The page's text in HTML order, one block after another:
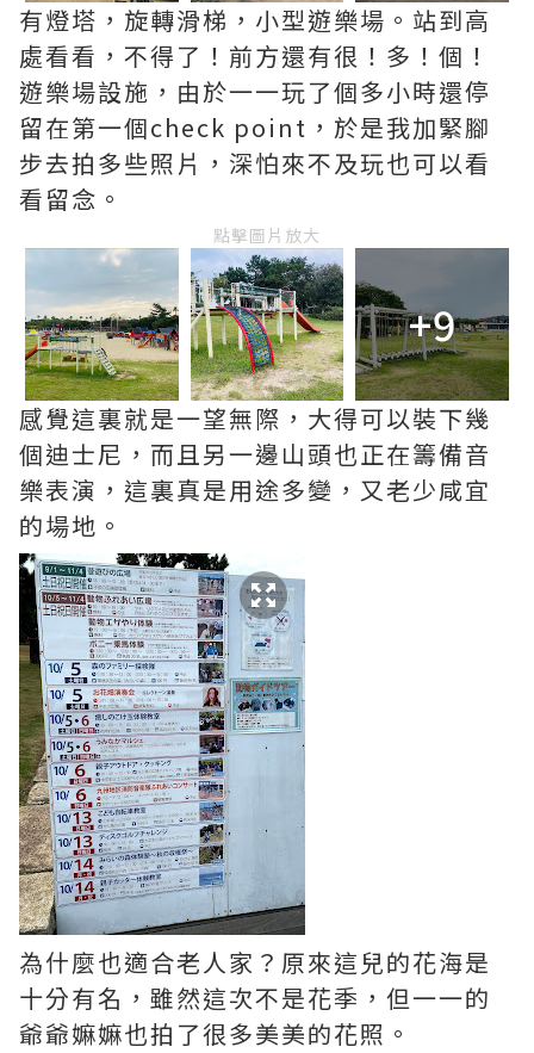
有燈塔，旋轉滑梯，小型遊樂場。站到高
處看看，不得了！前方還有很！多！個！
遊樂場設施，由於一一玩了個多小時還停
留在第一個check point，於是我加緊腳
步去拍多些照片，深怕來不及玩也可以看
看留念。
點擊圖片放大
+9
感覺這裏就是一望無際，大得可以裝下幾
個迪士尼，而且另一邊山頭也正在籌備音
樂表演，這裏真是用途多變，又老少咸宜
的場地。
為什麼也適合老人家？原來這兒的花海是
十分有名，雖然這次不是花季，但一一的
爺爺嫲嫲也拍了很多美美的花照。